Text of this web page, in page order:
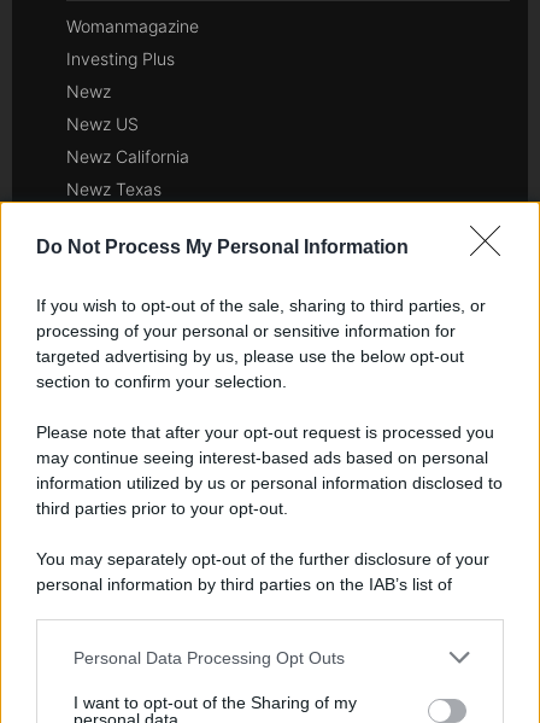
Do Not Process My Personal Information
If you wish to opt-out of the sale, sharing to third parties, or
processing of your personal or sensitive information for
targeted advertising by us, please use the below opt-out
section to confirm your selection.
Please note that after your opt-out request is processed you
may continue seeing interest-based ads based on personal
information utilized by us or personal information disclosed to
third parties prior to your opt-out.
You may separately opt-out of the further disclosure of your
personal information by third parties on the IAB’s list of
This information may also be disclosed by us to third parties
disclose it to other third parties.
Personal Data Processing Opt Outs
I want to opt-out of the Sharing of my
Womanmagazine
Investing Plus
Newz
Newz US
Newz California
Newz Texas
Newz New York
Newz Illinois
Newz Ohio
Gameland
Scoop Mag
Lgbtqia News
Motors Magazine 365
Home Magazine 365